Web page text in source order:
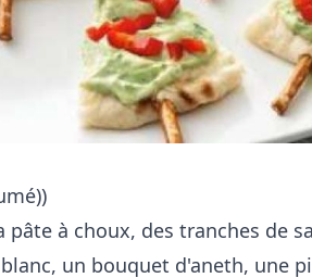
pâte à choux, des tranches de
un bouquet d'aneth, une